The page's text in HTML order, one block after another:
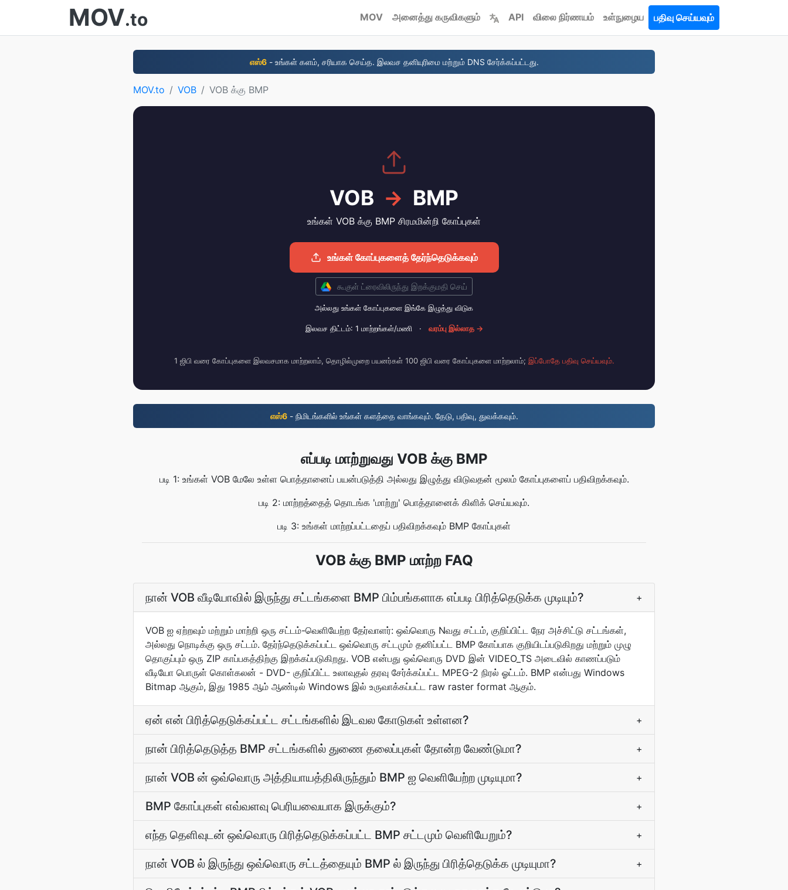
MOV.to MOV அனைத்து கருவிகளும் API விலை நிர்ணயம் உள்நுழைய பதிவு செய்யவும்
எஸ்6- உங்கள் களம், சரியாக செய்த. இலவச தனியுரிமை மற்றும் DNS சேர்க்கப்பட்டது.
MOV.to VOB VOB க்கு BMP
VOB → BMP
உங்கள் VOB க்கு BMP சிரமமின்றி கோப்புகள்
உங்கள் கோப்புகளைத் தேர்ந்தெடுக்கவும்
கூகுள் ட்ரைவிலிருந்து இறக்குமதி செய்
அல்லது உங்கள் கோப்புகளை இங்கே இழுத்து விடுக
இலவச திட்டம்: 1 மாற்றங்கள்/மணி · வரம்பு இல்லாத →
1 ஜிபி வரை கோப்புகளை இலவசமாக மாற்றலாம், தொழில்முறை பயனர்கள் 100 ஜிபி வரை கோப்புகளை மாற்றலாம்; இப்போதே பதிவு செய்யவும்.
எஸ்6- நிமிடங்களில் உங்கள் களத்தை வாங்கவும். தேடு, பதிவு, துவக்கவும்.
எப்படி மாற்றுவது VOB க்கு BMP
படி 1: உங்கள் VOB மேலே உள்ள பொத்தானைப் பயன்படுத்தி அல்லது இழுத்து விடுவதன் மூலம் கோப்புகளைப் பதிவிறக்கவும்.
படி 2: மாற்றத்தைத் தொடங்க 'மாற்று' பொத்தானைக் கிளிக் செய்யவும்.
படி 3: உங்கள் மாற்றப்பட்டதைப் பதிவிறக்கவும் BMP கோப்புகள்
VOB க்கு BMP மாற்ற FAQ
நான் VOB வீடியோவில் இருந்து சட்டங்களை BMP பிம்பங்களாக எப்படி பிரித்தெடுக்க முடியும்? +
VOB ஐ ஏற்றவும் மற்றும் மாற்றி ஒரு சட்டம்-வெளியேற்ற தேர்வாளர்: ஒவ்வொரு Nவது சட்டம், குறிப்பிட்ட நேர அச்சிட்டு சட்டங்கள்,
அல்லது நொடிக்கு ஒரு சட்டம். தேர்ந்தெடுக்கப்பட்ட ஒவ்வொரு சட்டமும் தனிப்பட்ட BMP கோப்பாக குறியிடப்படுகிறது மற்றும் முழு
தொகுப்பும் ஒரு ZIP காப்பகத்திற்கு இறக்கப்படுகிறது. VOB என்பது ஒவ்வொரு DVD இன் VIDEO_TS அடைவில் காணப்படும்
வீடியோ பொருள் கொள்கலன் - DVD- குறிப்பிட்ட உலாவுதல் தரவு சேர்க்கப்பட்ட MPEG-2 நிரல் ஓட்டம். BMP என்பது Windows
Bitmap ஆகும், இது 1985 ஆம் ஆண்டில் Windows இல் உருவாக்கப்பட்ட raw raster format ஆகும்.
ஏன் என் பிரித்தெடுக்கப்பட்ட சட்டங்களில் இடவல கோடுகள் உள்ளன? +
நான் பிரித்தெடுத்த BMP சட்டங்களில் துணை தலைப்புகள் தோன்ற வேண்டுமா? +
நான் VOB ன் ஒவ்வொரு அத்தியாயத்திலிருந்தும் BMP ஐ வெளியேற்ற முடியுமா? +
BMP கோப்புகள் எவ்வளவு பெரியவையாக இருக்கும்? +
எந்த தெளிவுடன் ஒவ்வொரு பிரித்தெடுக்கப்பட்ட BMP சட்டமும் வெளியேறும்? +
நான் VOB ல் இருந்து ஒவ்வொரு சட்டத்தையும் BMP ல் இருந்து பிரித்தெடுக்க முடியுமா? +